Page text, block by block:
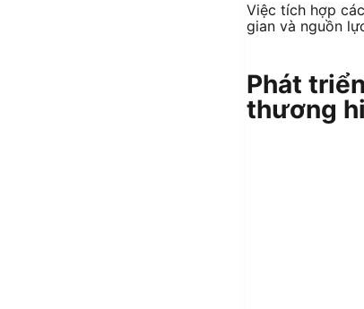
Việc tích hợp
gian và nguồn
Phát
thương